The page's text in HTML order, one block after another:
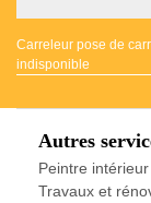
Carreleur pose de
indisponible
Autres
Peintre
Travaux et